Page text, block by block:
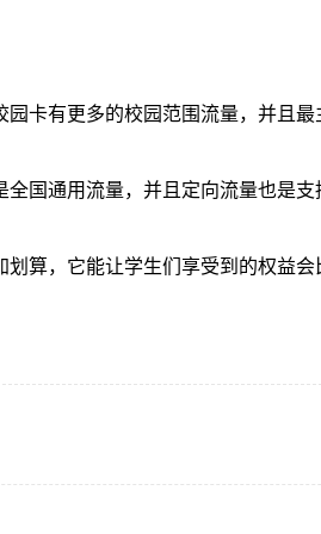
卡有更多的校园范围流量，并且最
国通用流量，并且定向流量也是支
算，它能让学生们享受到的权益